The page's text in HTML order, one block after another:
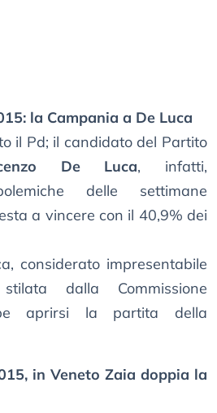
la Campania a De Luca
il Pd; il candidato del Partito
De Luca, infatti,
delle settimane
a vincere con il 40,9% dei
considerato impresentabile
dalla Commissione
aprirsi la partita della
in Veneto Zaia doppia la